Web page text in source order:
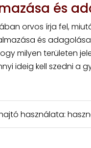
és
orvos írja fel,
és
milyen területen
ideig kell szedni a
használata: